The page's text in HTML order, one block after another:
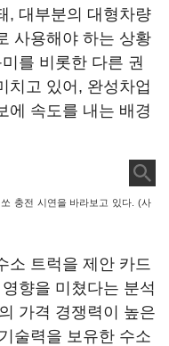
, 대부분의 대형차량
사용해야 하는 상황
를 비롯한 다른 권
치고 있어, 완성차업
에 속도를 내는 배경
충전 시연을 바라보고 있다. (사
소 트럭을 제안 카드
향을 미쳤다는 분석
가격 경쟁력이 높은
술력을 보유한 수소